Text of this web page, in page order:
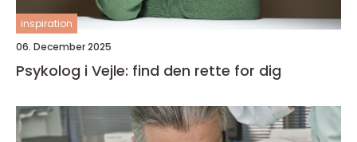
inspiration
06. December 2025
Psykolog i Vejle: find den rette for dig